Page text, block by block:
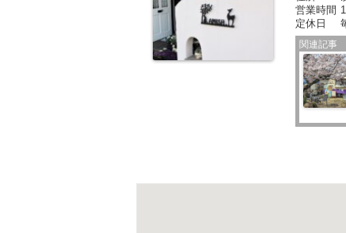
営業時間
定休日
関連記事